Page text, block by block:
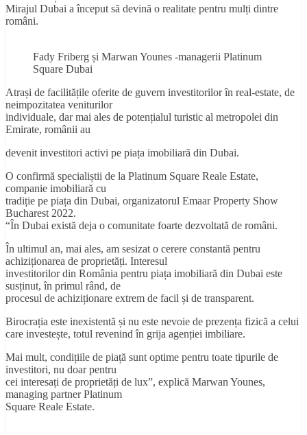
Mirajul Dubai a început să devină o realitate pentru mulți dintre
români.
Fady Friberg și Marwan Younes -managerii Platinum
Square Dubai
Atrași de facilitățile oferite de guvern investitorilor în real-estate, de
neimpozitatea veniturilor
individuale, dar mai ales de potențialul turistic al metropolei din
Emirate, românii au
devenit investitori activi pe piața imobiliară din Dubai.
O confirmă specialiștii de la Platinum Square Reale Estate,
companie imobiliară cu
tradiție pe piața din Dubai, organizatorul Emaar Property Show
Bucharest 2022.
“În Dubai există deja o comunitate foarte dezvoltată de români.
În ultimul an, mai ales, am sesizat o cerere constantă pentru
achiziționarea de proprietăți. Interesul
investitorilor din România pentru piața imobiliară din Dubai este
susținut, în primul rând, de
procesul de achiziționare extrem de facil și de transparent.
Birocrația este inexistentă și nu este nevoie de prezența fizică a celui
care investește, totul revenind în grija agenției imbiliare.
Mai mult, condițiile de piață sunt optime pentru toate tipurile de
investitori, nu doar pentru
cei interesați de proprietăți de lux”, explică Marwan Younes,
managing partner Platinum
Square Reale Estate.